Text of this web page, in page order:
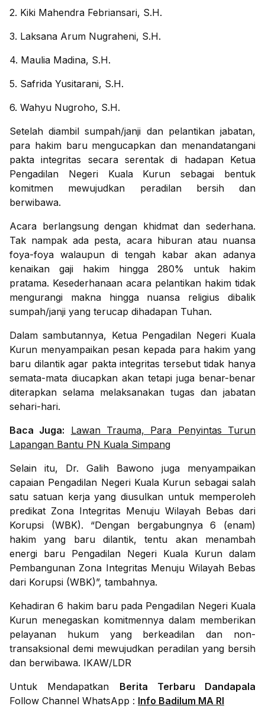
2. Kiki Mahendra Febriansari, S.H.
3. Laksana Arum Nugraheni, S.H.
4. Maulia Madina, S.H.
5. Safrida Yusitarani, S.H.
6. Wahyu Nugroho, S.H.
Setelah diambil sumpah/janji dan pelantikan jabatan,
para hakim baru mengucapkan dan menandatangani
pakta integritas secara serentak di hadapan Ketua
Pengadilan Negeri Kuala Kurun sebagai bentuk
komitmen mewujudkan peradilan bersih dan
berwibawa.
Acara berlangsung dengan khidmat dan sederhana.
Tak nampak ada pesta, acara hiburan atau nuansa
foya-foya walaupun di tengah kabar akan adanya
kenaikan gaji hakim hingga 280% untuk hakim
pratama. Kesederhanaan acara pelantikan hakim tidak
mengurangi makna hingga nuansa religius dibalik
sumpah/janji yang terucap dihadapan Tuhan.
Dalam sambutannya, Ketua Pengadilan Negeri Kuala
Kurun menyampaikan pesan kepada para hakim yang
baru dilantik agar pakta integritas tersebut tidak hanya
semata-mata diucapkan akan tetapi juga benar-benar
diterapkan selama melaksanakan tugas dan jabatan
sehari-hari.
Baca Juga:
Lawan Trauma, Para Penyintas Turun
Lapangan Bantu PN Kuala Simpang
Selain itu, Dr. Galih Bawono juga menyampaikan
capaian Pengadilan Negeri Kuala Kurun sebagai salah
satu satuan kerja yang diusulkan untuk memperoleh
predikat Zona Integritas Menuju Wilayah Bebas dari
Korupsi (WBK). “Dengan bergabungnya 6 (enam)
hakim yang baru dilantik, tentu akan menambah
energi baru Pengadilan Negeri Kuala Kurun dalam
Pembangunan Zona Integritas Menuju Wilayah Bebas
dari Korupsi (WBK)”, tambahnya.
Kehadiran 6 hakim baru pada Pengadilan Negeri Kuala
Kurun menegaskan komitmennya dalam memberikan
pelayanan hukum yang berkeadilan dan non-
transaksional demi mewujudkan peradilan yang bersih
dan berwibawa. IKAW/LDR
Untuk Mendapatkan Berita Terbaru Dandapala
Follow Channel WhatsApp : Info Badilum MA RI